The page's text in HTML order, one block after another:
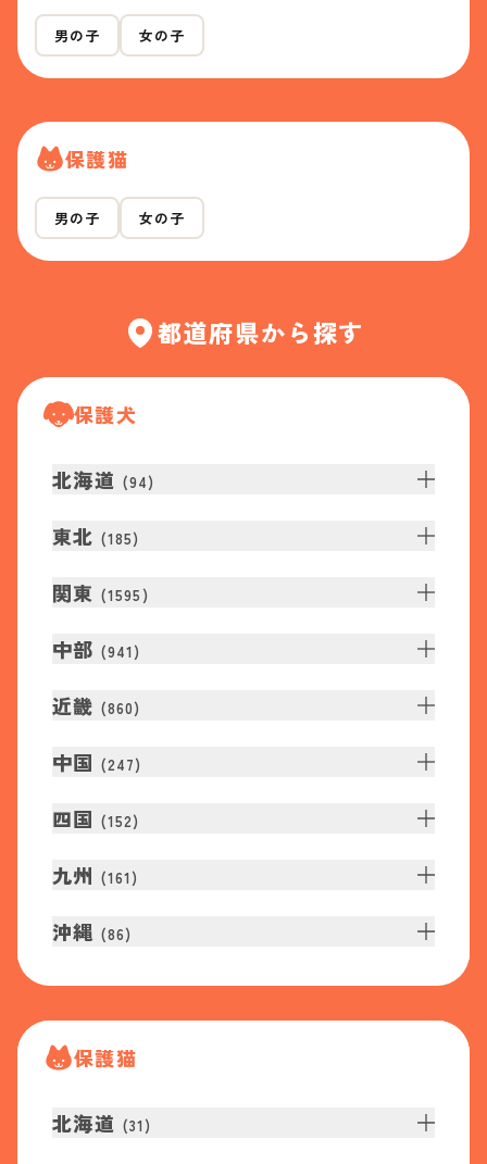
男の子 女の子
保護猫
男の子 女の子
都道府県から探す
保護犬
北海道 (94)
東北 (185)
関東 (1595 )
中部 (941 )
近畿 (860)
中国 (247)
四国 (152)
九州 (161 )
沖縄 (86)
保護猫
北海道 (31 )